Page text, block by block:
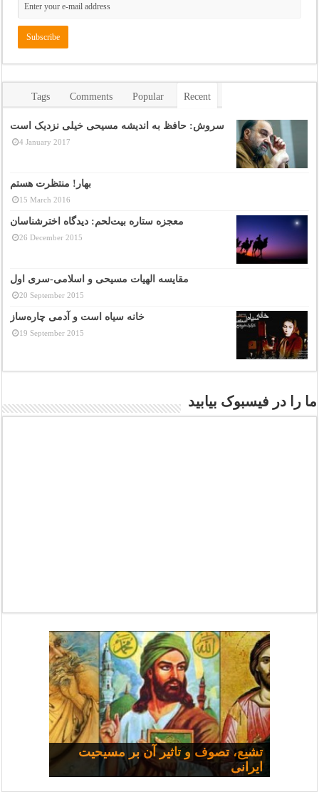
Recent
Popular
Comments
Tags
سروش: حافظ به اندیشه مسیحی خیلی نزدیک است
4 January 2017
بهار! منتظرت هستم
15 March 2016
معجزه ستاره بیت‌لحم: دیدگاه اخترشناسان
26 December 2015
مقایسه الهیات مسیحی و اسلامی-سری اول
20 September 2015
خانه سیاه است و آدمی چاره‌ساز
19 September 2015
ما را در فیسبوک بیابید
تشیع، تصوف و تاثیر آن بر مسیحیت
ایرانی
چرا همه شفا نمی‌یابند؟
مسیحی و سیاست: مجموعه
سخنرانی‌ها